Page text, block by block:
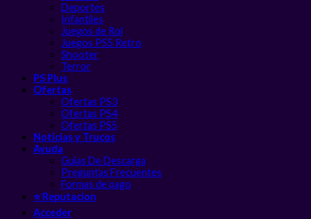
Deportes
Infantiles
Juegos de Rol
Juegos PS5 Retro
Shooter
Terror
PS Plus
Ofertas
Ofertas PS3
Ofertas PS4
Ofertas PS5
Noticias y Trucos
Ayuda
Guias De Descarga
Preguntas Frecuentes
Formas de pago
⭐ Reputacion
Acceder